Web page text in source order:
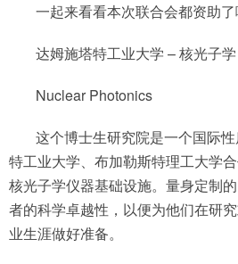
一起来看看本次联合会都资助了
达姆施塔特工业大学 – 核光子学
Nuclear Photonics
这个博士生研究院是一个国际
特工业大学、布加勒斯特理工大学
核光子学仪器基础设施。量身定制
者的科学卓越性，以便为他们在研
业生涯做好准备。